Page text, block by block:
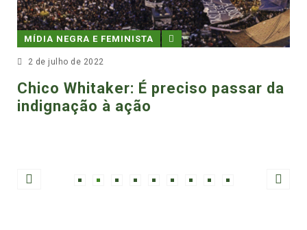
É preciso passar da
DIREITOS HUMANOS
O escândalo
banalização da